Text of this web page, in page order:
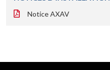
Notice AXAV